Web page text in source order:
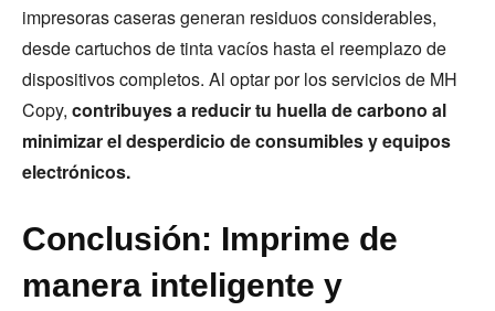
impresoras caseras generan residuos considerables,
desde cartuchos de tinta vacíos hasta el reemplazo de
dispositivos completos. Al optar por los servicios de MH
Copy, contribuyes a reducir tu huella de carbono al
minimizar el desperdicio de consumibles y equipos
electrónicos.
Conclusión: Imprime de
manera inteligente y